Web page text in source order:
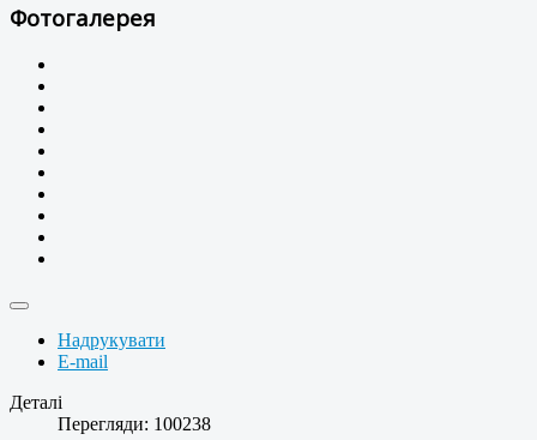
Фотогалерея
Надрукувати
E-mail
Деталі
Перегляди: 100238